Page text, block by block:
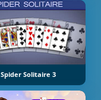
Spider Solitaire 3